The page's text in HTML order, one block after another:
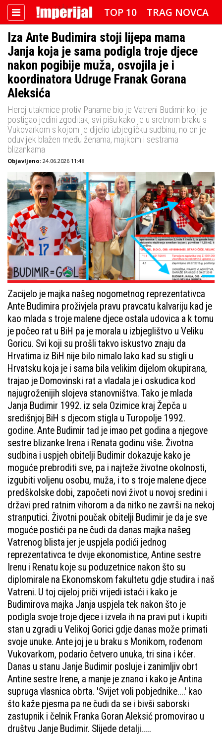
TOP 10
TRAG NOVCA
DETEKTOR
FOTO SPECIJAL
IMPERIJAL VIDEO
RADAR
IMPERIJAL & FREETIME
IMPERIJALOVE POZNATE FACE
Iza Ante Budimira stoji lijepa mama
Janja koja je sama podigla troje djece
nakon pogibije muža, osvojila je i
koordinatora Udruge Franak Gorana
Aleksića
Heroj utakmice protiv Paname bio je Vatreni Budimir koji je
postigao jedini zgoditak, svi pišu kako je u sretnom braku s
Vukovarkom s kojom je dijelio izbjegličku sudbinu, no on je
oduvijek blažen među ženama, majkom i sestrama
blizankama
Objavljeno: 24.06.2026 11:48
Zacijelo je majka našeg nogometnog reprezentativca
Ante Budimira proživjela pravu pravcatu kalvariju kad je
kao mlada s troje malene djece ostala udovica a k tomu
je počeo rat u BiH pa je morala u izbjeglištvo u Veliku
Goricu. Svi koji su prošli takvo iskustvo znaju da
Hrvatima iz BiH nije bilo nimalo lako kad su stigli u
Hrvatsku koja je i sama bila velikim dijelom okupirana,
trajao je Domovinski rat a vladala je i oskudica kod
najugroženijih slojeva stanovništva. Tako je mlada
Janja Budimir 1992. iz sela Ozimice kraj Žepča u
središnjoj BiH s djecom stigla u Turopolje 1992.
godine. Ante Budimir tad je imao pet godina a njegove
sestre blizanke Irena i Renata godinu više. Životna
sudbina i uspjeh obitelji Budimir dokazuje kako je
moguće prebroditi sve, pa i najteže životne okolnosti,
izgubiti voljenu osobu, muža, i to s troje malene djece
predškolske dobi, započeti novi život u novoj sredini i
državi pred ratnim vihorom a da nitko ne završi na nekoj
stranputici. Životni poučak obitelji Budimir je da je sve
moguće postići pa ne čudi da danas majka našeg
Vatrenog blista jer je uspjela podići jednog
reprezentativca te dvije ekonomistice, Antine sestre
Irenu i Renatu koje su poduzetnice nakon što su
diplomirale na Ekonomskom fakultetu gdje studira i naš
Vatreni. U toj cijeloj priči vrijedi istaći i kako je
Budimirova majka Janja uspjela tek nakon što je
podigla svoje troje djece i izvela ih na pravi put i kupiti
stan u zgradi u Velikoj Gorici gdje danas može primati
svoje unuke. Ante joj je u braku s Monikom, rođenom
Vukovarkom, podario četvero unuka, tri sina i kćer.
Danas u stanu Janje Budimir posluje i zanimljiv obrt
Antine sestre Irene, a manje je znano i kako je Antina
supruga vlasnica obrta. 'Svijet voli pobjednike....' kao
što kaže pjesma pa ne čudi da se i bivši saborski
zastupnik i čelnik Franka Goran Aleksić promovirao u
društvu Janje Budimir. Slijede detalji.....